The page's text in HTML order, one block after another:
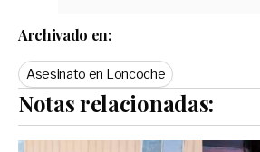
Archivado en:
Asesinato en Loncoche
Notas relacionadas: